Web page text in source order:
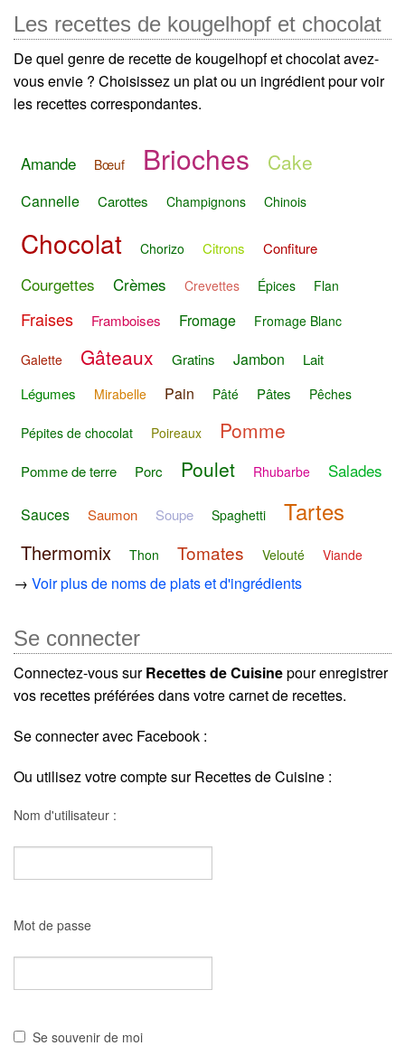
Les recettes de kougelhopf et chocolat
De quel genre de recette de kougelhopf et chocolat avez-
vous envie ? Choisissez un plat ou un ingrédient pour voir
les recettes correspondantes.
Amande Bœuf Brioches Cake
Cannelle Carottes Champignons Chinois
Chocolat Chorizo Citrons Confiture
Courgettes Crèmes Crevettes Épices Flan
Fraises Framboises Fromage Fromage Blanc
Galette Gâteaux Gratins Jambon
Lait
Légumes
Mirabelle Pain Pâté Pâtes Pêches
Pépites de chocolat Poireaux Pomme
Pomme de terre Porc Poulet Rhubarbe Salades
Sauces Saumon Soupe Spaghetti Tartes
Thermomix Thon Tomates Velouté Viande
→ Voir plus de noms de plats et d'ingrédients
Se connecter
Connectez-vous surRecettes de Cuisinepour enregistrer
vos recettes préférées dans votre carnet de recettes.
Se connecter avec Facebook :
Ou utilisez votre compte sur Recettes de Cuisine :
Nom d'utilisateur :
Mot de passe
Se souvenir de moi